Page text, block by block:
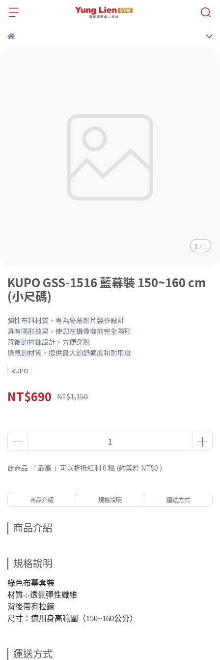
1 / 1
KUPO GSS-1516 藍幕裝 150~160 cm
(小尺碼)
彈性布料材質，專為綠幕影片製作設計
具有隱形效果，使您在攝像機前完全隱形
背後的拉鍊設計，方便穿脫
透氣的材質，提供最大的舒適度和耐用度
KUPO
NT$690 NT$1,150
此商品 「 最高 」可以折抵紅利 0 點 (約等於 NT$0 )
商品介紹 規格說明 運送方式
商品介紹
規格說明
綠色布幕套裝
材質-:-透氣彈性纖維
背後帶有拉鍊
尺寸：適用身高範圍（150~160公分）
運送方式